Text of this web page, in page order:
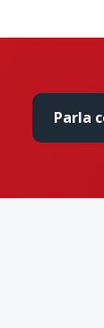
Parla